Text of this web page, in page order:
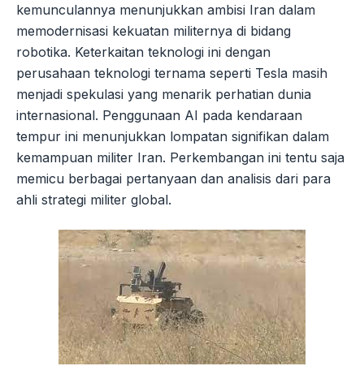
kemunculannya menunjukkan ambisi Iran dalam
memodernisasi kekuatan militernya di bidang
robotika. Keterkaitan teknologi ini dengan
perusahaan teknologi ternama seperti Tesla masih
menjadi spekulasi yang menarik perhatian dunia
internasional. Penggunaan AI pada kendaraan
tempur ini menunjukkan lompatan signifikan dalam
kemampuan militer Iran. Perkembangan ini tentu saja
memicu berbagai pertanyaan dan analisis dari para
ahli strategi militer global.